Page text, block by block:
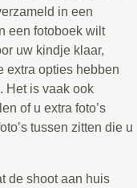
in een
een fotoboek wilt
uw kindje klaar,
extra opties hebben
Het is vaak ook
of u extra foto’s
tussen zitten die u
de shoot aan huis